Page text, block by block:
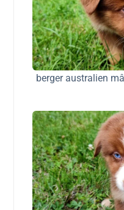
berger australien